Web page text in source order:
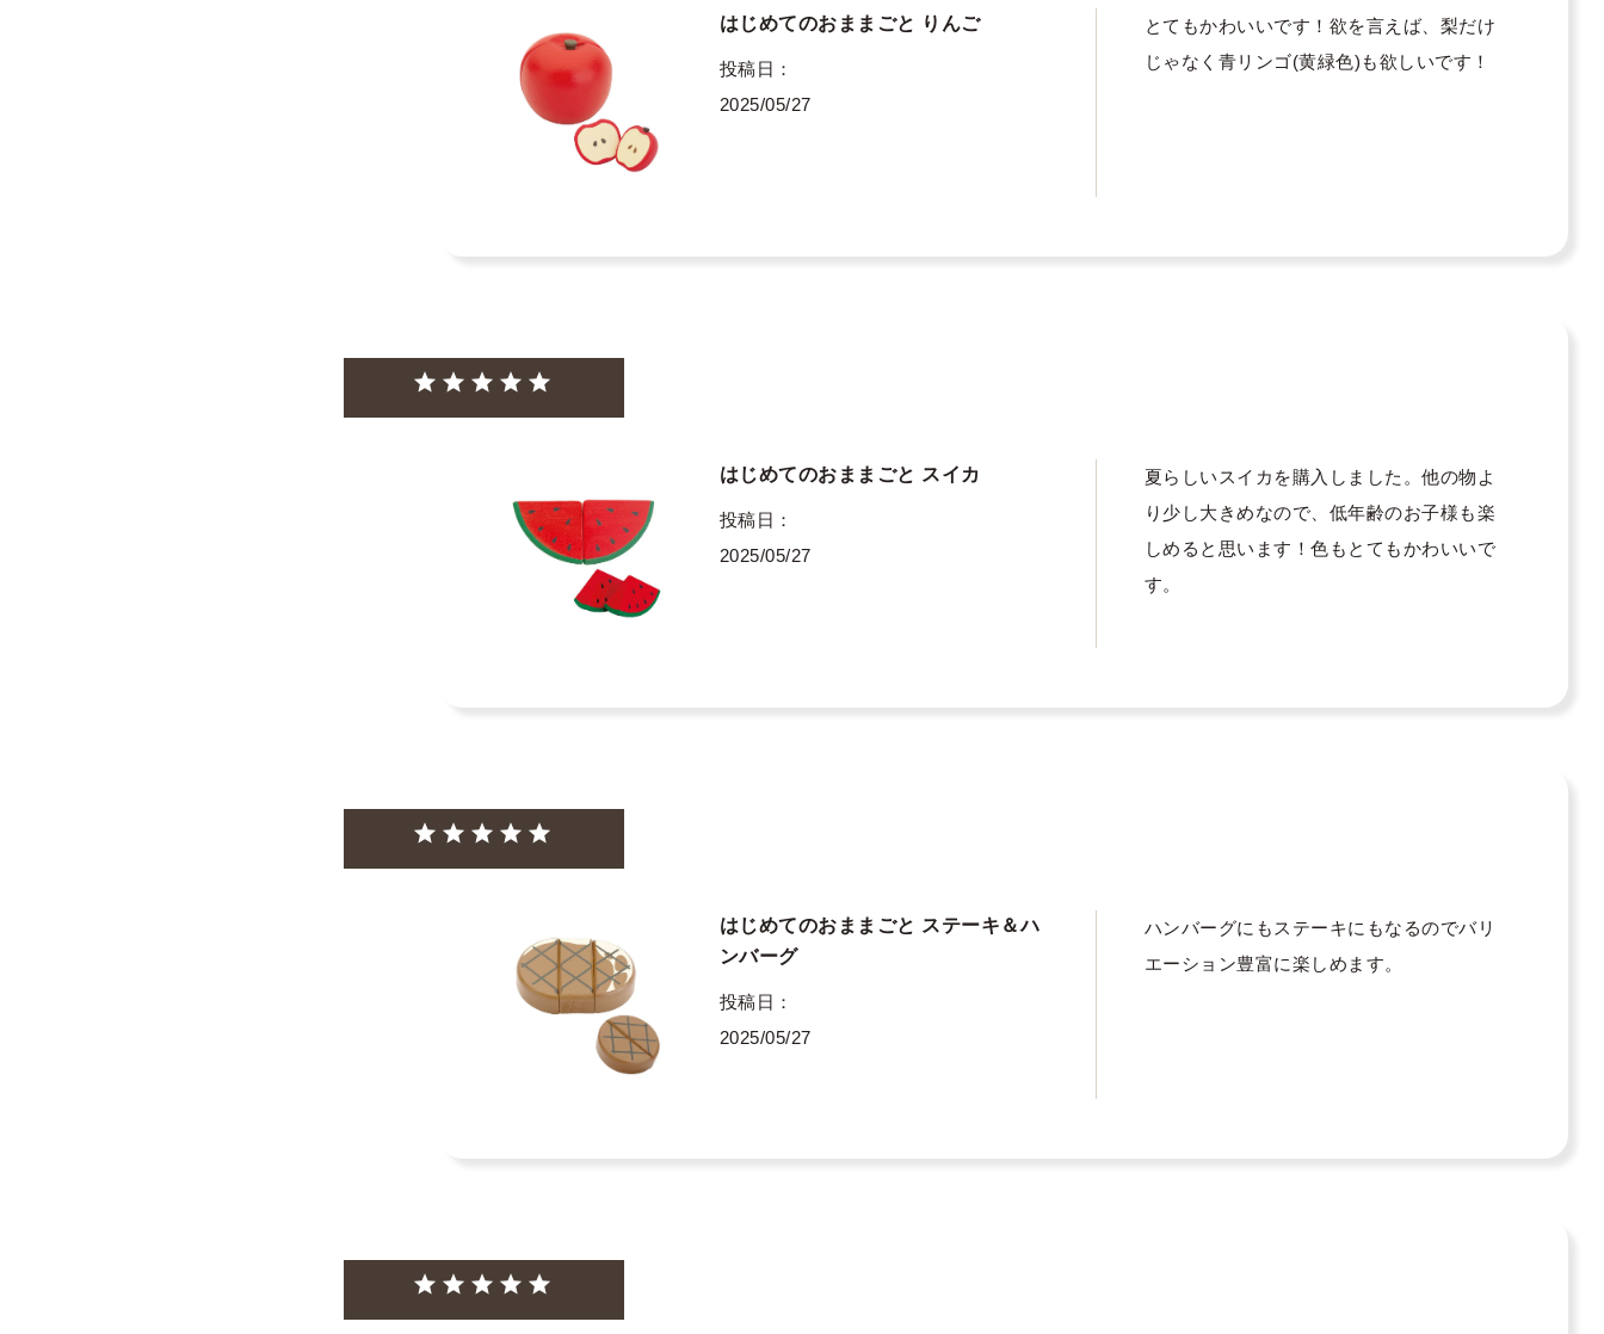
はじめてのおままごと りんご
投稿日
2025/05/27
とてもかわいいです！欲を言えば、梨だけ
じゃなく青リンゴ(黄緑色)も欲しいです！
はじめてのおままごと スイカ
投稿日
2025/05/27
夏らしいスイカを購入しました。他の物よ
り少し大きめなので、低年齢のお子様も楽
しめると思います！色もとてもかわいいで
す。
はじめてのおままごと ステーキ＆ハ
ンバーグ
投稿日
2025/05/27
ハンバーグにもステーキにもなるのでバリ
エーション豊富に楽しめます。